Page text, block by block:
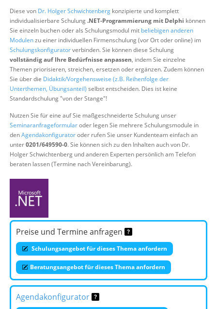
Suche
Diese von Dr. Holger Schwichtenberg konzipierte und komplett
individualisierbare Schulung.NET-Programmierung mit Delphi können
Sie einzeln buchen oder als Schulungsmodul mit beliebigen anderen
Modulenzu einer individuellen Firmenschulung (vor Ort oder online) im
Schulungskonfiguratorverbinden. Sie können diese Schulung
vollständig auf Ihre Bedürfnisse anpassen, indem Sie einzelne
Themen priorisieren, streichen, ersetzen oder ergänzen. Zudem können
Sie über die Didaktik/Vorgehensweise (z.B. Reihenfolge der
Unterthemen, Übungsanteil) selbst entscheiden. Dies ist keine
Standardschulung "von der Stange"!
Nutzen Sie für eine auf Sie maßgeschneiderte Schulung unser
Seminaranfrageformularoder legen Sie mehrere Schulungsmodule in
denAgendakonfiguratoroder rufen Sie unser Kundenteam einfach an
unter0201/649590-0. Sie können sich zu den Inhalten auch von Dr.
Holger Schwichtenberg und anderen Experten persönlich am Telefon
beraten lassen (Termine nach Vereinbarung).
Preise und Termine anfragen
Schulungsangebot für dieses Thema anfordern
Beratungsangebot für dieses Thema anfordern
Agendakonfigurator